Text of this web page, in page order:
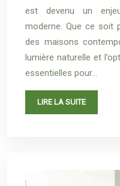
est devenu un
moderne. Que ce soit
des maisons
lumière naturelle et
essentielles pour…
LIRE LA SUITE